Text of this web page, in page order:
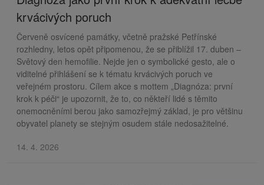
krvácivých poruch
Červeně osvícené památky, včetně pražské Petřínské
rozhledny, letos opět připomenou, že se přiblížil 17. duben –
Světový den hemofilie. Nejde jen o symbolické gesto, ale o
viditelné přihlášení se k tématu krvácivých poruch ve
veřejném prostoru. Cílem akce s mottem „Diagnóza: první
krok k péči“ je upozornit, že to, co někteří lidé s těmito
onemocněními berou jako samozřejmý základ, je pro většinu
obyvatel planety se stejným osudem stále nedosažitelné.
14. 4. 2026